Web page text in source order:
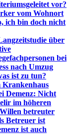
vor?
vom Wohnort
ich bin doch nicht
über
bei
nach Umzug
ist zu tun?
Krankenhaus
Demenz: Nicht
im höheren
betreuter
Betreuer ist
ist auch